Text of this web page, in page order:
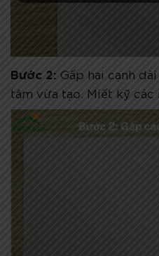
Bước 2: Gấp hai cạnh
tâm vừa tạo. Miết kỹ các